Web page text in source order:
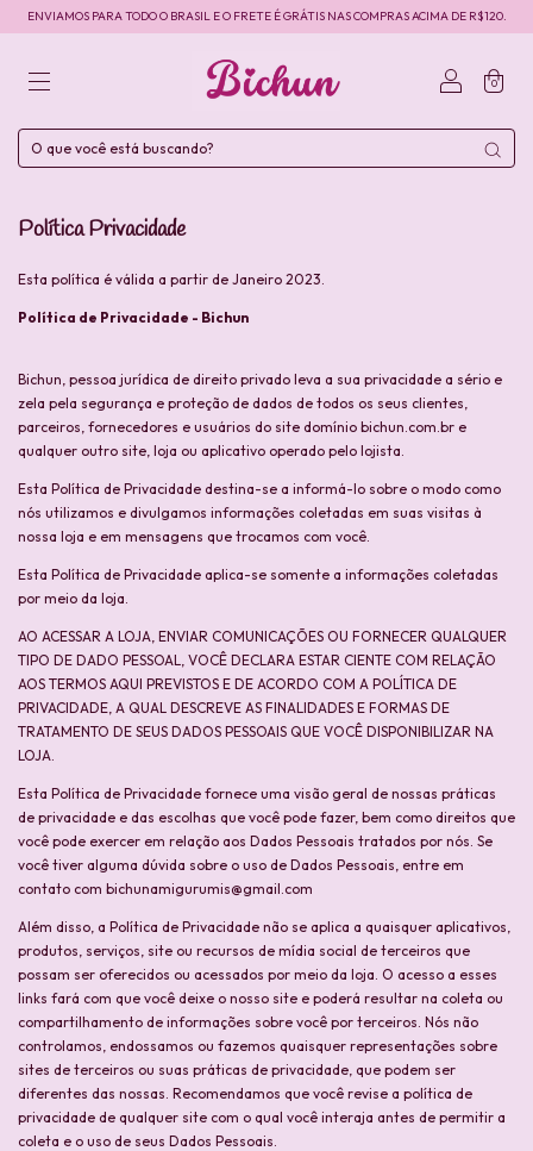
ENVIAMOS PARA TODO O BRASIL E O FRETE É GRÁTIS NAS COMPRAS ACIMA DE R$120.
0
Política Privacidade
Esta política é válida a partir de Janeiro 2023.
Política de Privacidade - Bichun
Bichun, pessoa jurídica de direito privado leva a sua privacidade a sério e
zela pela segurança e proteção de dados de todos os seus clientes,
parceiros, fornecedores e usuários do site domínio bichun.com.br e
qualquer outro site, loja ou aplicativo operado pelo lojista.
Esta Política de Privacidade destina-se a informá-lo sobre o modo como
nós utilizamos e divulgamos informações coletadas em suas visitas à
nossa loja e em mensagens que trocamos com você.
Esta Política de Privacidade aplica-se somente a informações coletadas
por meio da loja.
AO ACESSAR A LOJA, ENVIAR COMUNICAÇÕES OU FORNECER QUALQUER
TIPO DE DADO PESSOAL, VOCÊ DECLARA ESTAR CIENTE COM RELAÇÃO
AOS TERMOS AQUI PREVISTOS E DE ACORDO COM A POLÍTICA DE
PRIVACIDADE, A QUAL DESCREVE AS FINALIDADES E FORMAS DE
TRATAMENTO DE SEUS DADOS PESSOAIS QUE VOCÊ DISPONIBILIZAR NA
LOJA.
Esta Política de Privacidade fornece uma visão geral de nossas práticas
de privacidade e das escolhas que você pode fazer, bem como direitos que
você pode exercer em relação aos Dados Pessoais tratados por nós. Se
você tiver alguma dúvida sobre o uso de Dados Pessoais, entre em
contato com bichunamigurumis@gmail.com
Além disso, a Política de Privacidade não se aplica a quaisquer aplicativos,
produtos, serviços, site ou recursos de mídia social de terceiros que
possam ser oferecidos ou acessados por meio da loja. O acesso a esses
links fará com que você deixe o nosso site e poderá resultar na coleta ou
compartilhamento de informações sobre você por terceiros. Nós não
controlamos, endossamos ou fazemos quaisquer representações sobre
sites de terceiros ou suas práticas de privacidade, que podem ser
diferentes das nossas. Recomendamos que você revise a política de
privacidade de qualquer site com o qual você interaja antes de permitir a
coleta e o uso de seus Dados Pessoais.